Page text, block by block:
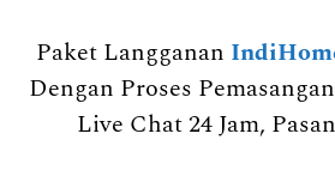
Paket Langganan
Dengan Proses
Live Chat 24 Jam,